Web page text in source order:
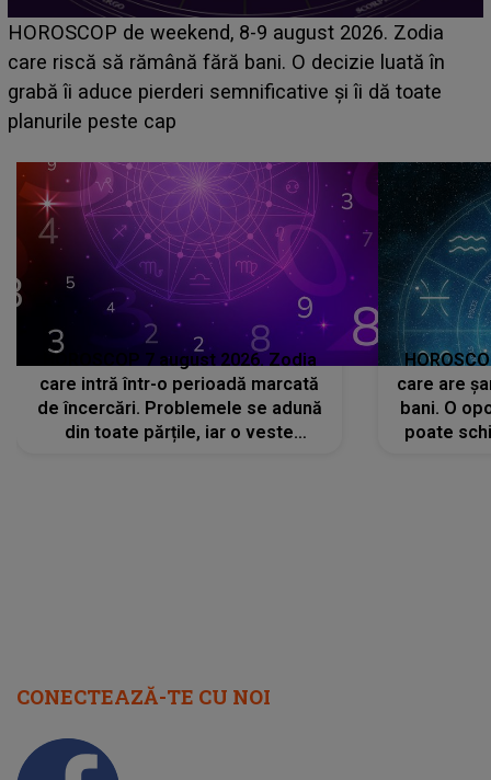
Emanuel a ținut ACEST DETALIU ASCUNS până
acum! În fața Alexandrei, concurentul din Casa Iubirii
face o MĂRTURISIRE NEAȘTEPTATĂ despre mama
sa: "I-am spus și ei în față, eu nu te iubesc pentru
HOROSCOP 7 august 2026. Zodia
care intră într-o perioadă marcată
de încercări. Problemele se adună
din toate părțile, iar o veste
care are
bani. O
poate
CONECTEAZĂ-TE CU NOI